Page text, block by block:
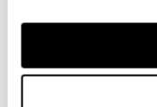
Lieferung in 3-5